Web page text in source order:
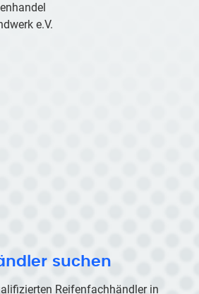
e.V.
suchen
Reifenfachhändler in